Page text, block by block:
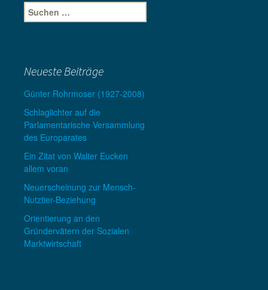
Suche
nach:
Neueste Beiträge
Günter Rohrmoser (1927-2008)
Schlaglichter auf die
Parlamentarische Versammlung
des Europarates
Ein Zitat von Walter Eucken
allem voran
Neuerscheinung zur Mensch-
Nutztier-Beziehung
Orientierung an den
Gründervätern der Sozialen
Marktwirtschaft